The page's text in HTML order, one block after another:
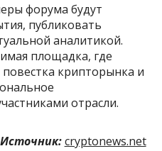
форума будут
публиковать
аналитикой.
площадка, где
крипторынка и
отрасли.
Источник: cryptonews.net